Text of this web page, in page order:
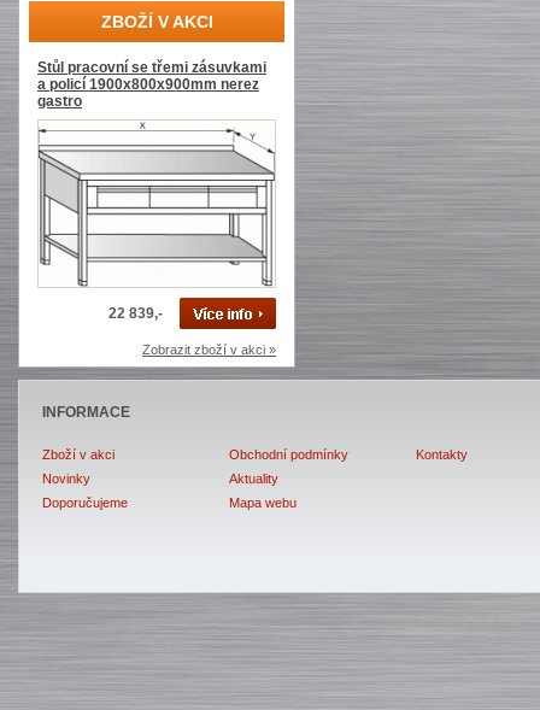
ZBOŽÍ V AKCI
Stůl pracovní se třemi zásuvkami
a policí 1900x800x900mm nerez
gastro
22 839,-
Zobrazit zboží v akci »
INFORMACE
Zboží v akci
Novinky
Doporučujeme
Obchodní podmínky
Aktuality
Mapa webu
Kontakty